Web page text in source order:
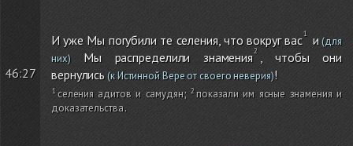
46:27
И уже Мы погубили те селения, что вокруг вас и(для
них)Мы распределили знамения
, чтобы они
вернулись (к Истинной Вере от своего неверия)!
селения адитов и самудян;
показали им ясные знамения и
доказательства.